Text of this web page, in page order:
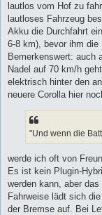
lautlos vom Hof zu
lautloses Fahrzeug
Akku die Durchfahrt
6-8 km), bevor ihm
Bemerkenswert: auch
Nadel auf 70 km/h
elektrisch hinter den
neuere Corolla hier
"Und wenn die
werde ich oft von
Es ist kein Plugin-
werden kann, aber
Fahrweise lädt sich
der Bremse auf. Bei